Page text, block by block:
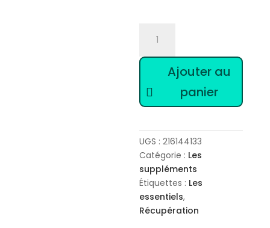
Syner-
Ajouter au
panier
UGS :216144133
Catégorie : Les
suppléments
Étiquettes : Les
essentiels,
Récupération